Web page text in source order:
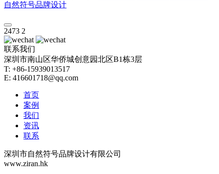
自然符号品牌设计
2473 2
联系我们
深圳市南山区华侨城创意园北区B1栋3层
T: +86-15939013517
E: 416601718@qq.com
首页
案例
我们
资讯
联系
深圳市自然符号品牌设计有限公司
www.ziran.hk